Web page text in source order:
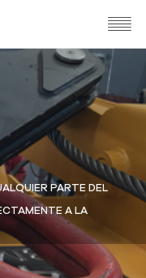
PARTE DEL
A LA